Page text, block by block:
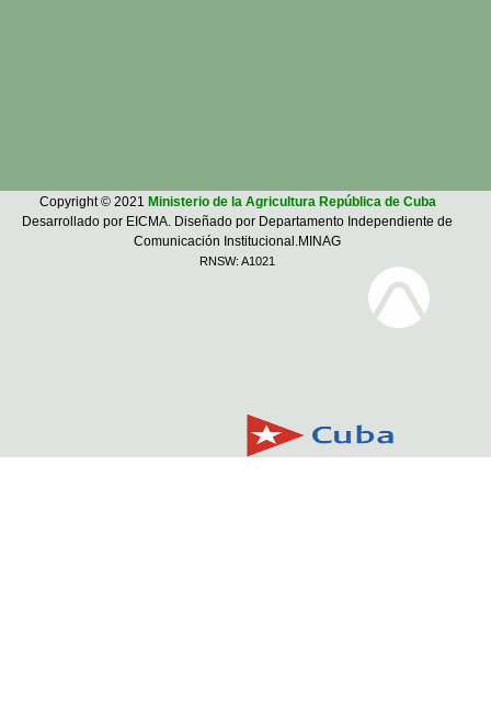
Copyright © 2021 Ministerio de la Agricultura República de Cuba
Desarrollado por EICMA. Diseñado por Departamento Independiente de
Comunicación Institucional.MINAG
RNSW: A1021